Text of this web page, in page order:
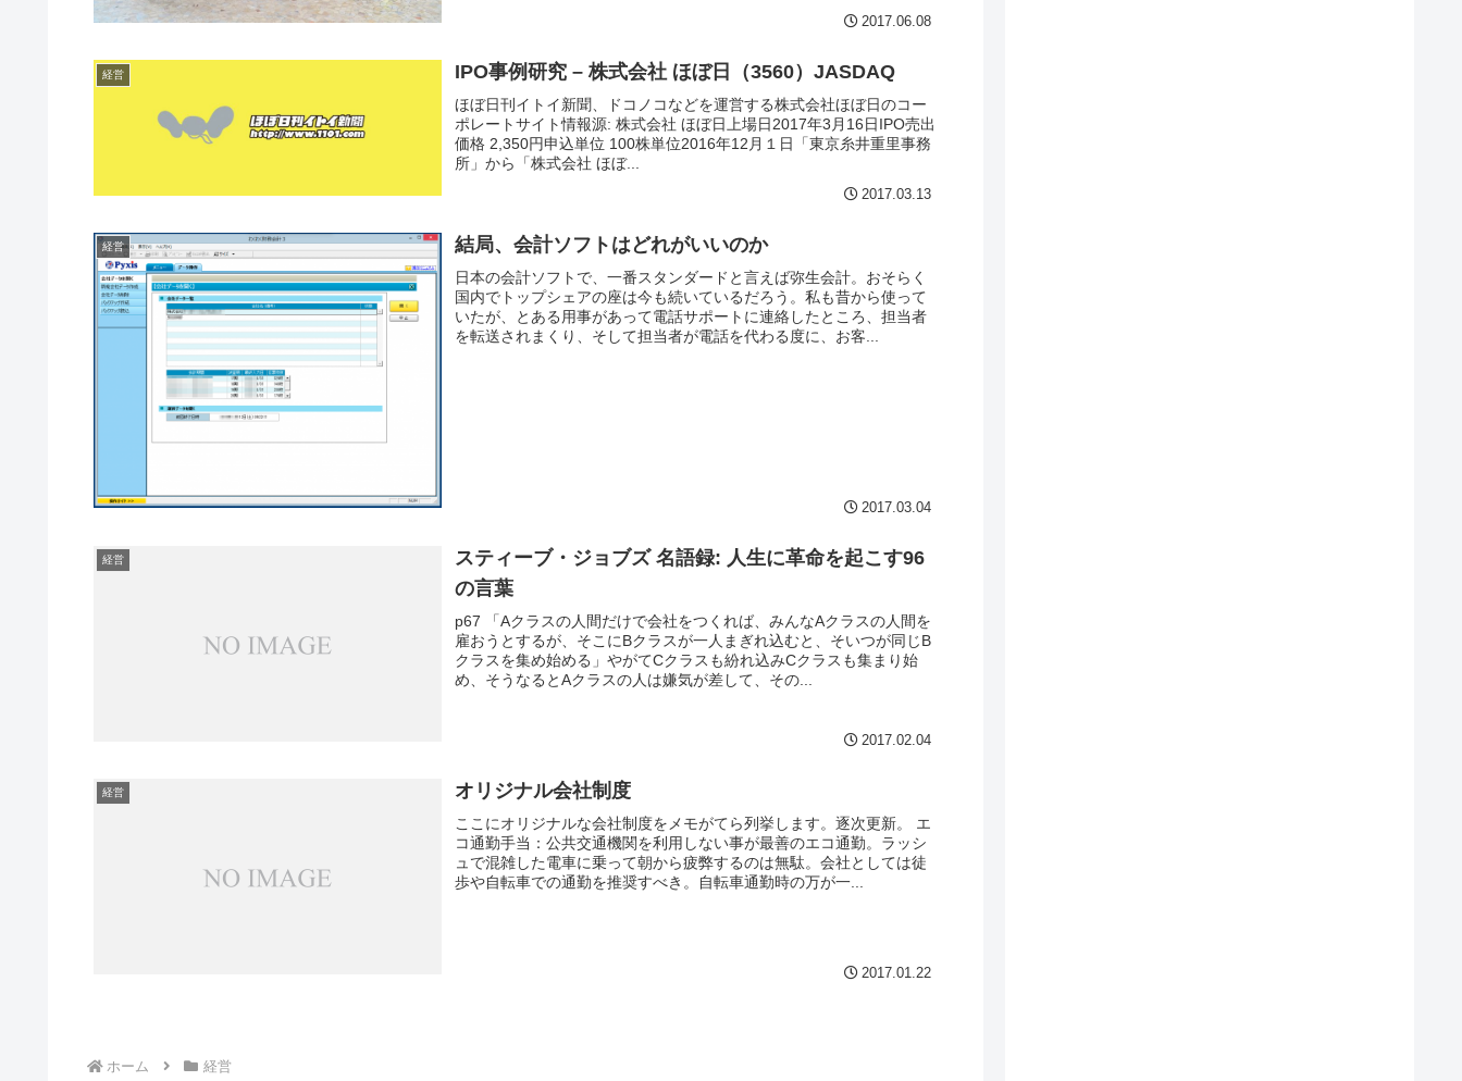
2017.06.08
経営 IPO事例研究 – 株式会社 ほぼ日（3560）JASDAQ
ほぼ日刊イトイ新聞、ドコノコなどを運営する株式会社ほぼ日のコー
ポレートサイト情報源: 株式会社 ほぼ日上場日2017年3月16日IPO売出
価格 2,350円申込単位 100株単位2016年12月１日「東京糸井重里事務
所」から「株式会社 ほぼ...
2017.03.13
経営 結局、会計ソフトはどれがいいのか
日本の会計ソフトで、一番スタンダードと言えば弥生会計。おそらく
国内でトップシェアの座は今も続いているだろう。私も昔から使って
いたが、とある用事があって電話サポートに連絡したところ、担当者
を転送されまくり、そして担当者が電話を代わる度に、お客...
2017.03.04
経営
スティーブ・ジョブズ 名語録: 人生に革命を起こす96
の言葉
p67 「Aクラスの人間だけで会社をつくれば、みんなAクラスの人間を
雇おうとするが、そこにBクラスが一人まぎれ込むと、そいつが同じB
クラスを集め始める」やがてCクラスも紛れ込みCクラスも集まり始
め、そうなるとAクラスの人は嫌気が差して、その...
2017.02.04
経営 オリジナル会社制度
ここにオリジナルな会社制度をメモがてら列挙します。逐次更新。 エ
コ通勤手当：公共交通機関を利用しない事が最善のエコ通勤。ラッシ
ュで混雑した電車に乗って朝から疲弊するのは無駄。会社としては徒
歩や自転車での通勤を推奨すべき。自転車通勤時の万が一...
2017.01.22
ホーム 経営